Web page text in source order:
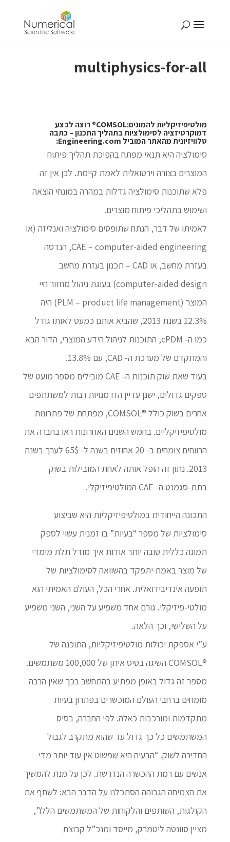
multiphysics-for-all
מולטיפיזיקליות להמונים:COMSOL® רוצה לבצע
דמוקרטיזציה לסימולציות בתהליך התכנון – כתבה
טלוויזיונית מהאתר המוביל Engineering.com:
סימולציה היא תנאי מפתח בהפיכת תהליך פיתוח
המוצרים בצורה וירטואלית לאמת קיימת. לכן אין זה
פלא שתוכנות סימולציה גדלות במהרה במונחי הוצאה
ושימוש בתהליכי פיתוח מוצרים.
לאמיתו של דבר, הנתח שתופסים סימולציה ואנליזה (או
CAE – computer-aided engineering, הנדסה
בעזרת מחשב, או CAD – תכנון בעזרת מחשב
computer-aided design) בעוגת ניהול מחזור חיי
המוצר (PLM – product life management) היה
12.3% בשנת 2013, שהביא אותם כמעט לאותו גודל
כמו ה- cPDM, התוכנות לניהול הידע המוצרי, הדור הבא
והמתקדם של מערכת ה- CAD, עם 13.8%.
בעוד שאת שוק תוכנות ה- CAE מובילים מספר מועט של
ספקים גדולים, ישנן עדיין הזדמנויות רבות למשתתפים
אחרים בשוק כולל ®COMSOL, מפתחת של פתרונות
מולטיפיזיקליים. בחמש השנים האחרונות ראו בחברה את
הרווחים צומחים ב- 20 אחוזים בשנה ל- 65$ לערך בשנת
2013. נתון זה הופל אותה לאחת המובילות בשוק
בתת-סגמנט ה- CAE המולטיפיזיקלי.
התכונה הייחודית במולטיפיזיקליות היא שביצוע
סימולציות של מספר “בעיות” בו זמנית עשוי לספק
תמונה כללית טובה יותר אודות איך מודל תלת מימדי
של מוצר באמת יתפקד בהשוואה לסימולציות של
תופעה אינדיבידואלית. אחרי הכל, העולם האמיתי הוא
מולטי-פיזיקלי. גורם אחד משפיע על השני, השני משפיע
על השלישי, וכך הלאה.
ע”י אספקת יכולות מולטיפיזיקליות, התוכנה של
®COMSOL השיגה בסיס איתן של 100,000 משתמשים.
מספר זה גדול באופן מפתיע בהתחשב בכך שאין הרבה
מומחים ברחבי העולם המוכשרים בפתרון בעיות
מתקדמות ומורכבות כאלה. לפי החברה, בסיס
המשתמשים כל כך גדול עד שהוא מתקרב לגבול
החדירה לשוק. “הבעיה היא שפשוט אין עוד יותר מדי
אנשים עם רמת ההכשרה הנדרשת. לכן על מנת להמשיך
את הצמיחה הגבוהה הסתכלנו על הדבר הבא: לשתף את
הקולגות, השותפים והלקוחות של המשתמשים הללו”,
מציין סוונטה ליטמרק, מייסד ומנכ”ל קבוצת